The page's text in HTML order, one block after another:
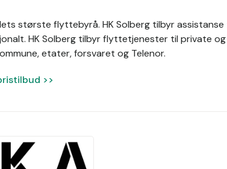
største flyttebyrå. HK Solberg tilbyr
HK Solberg tilbyr flyttetjenester til private
etater, forsvaret og Telenor.
>>